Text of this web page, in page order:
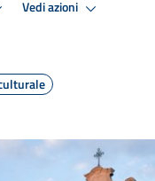
Vedi azioni